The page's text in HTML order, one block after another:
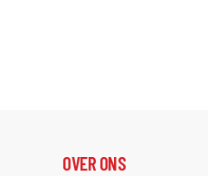
OVER ONS